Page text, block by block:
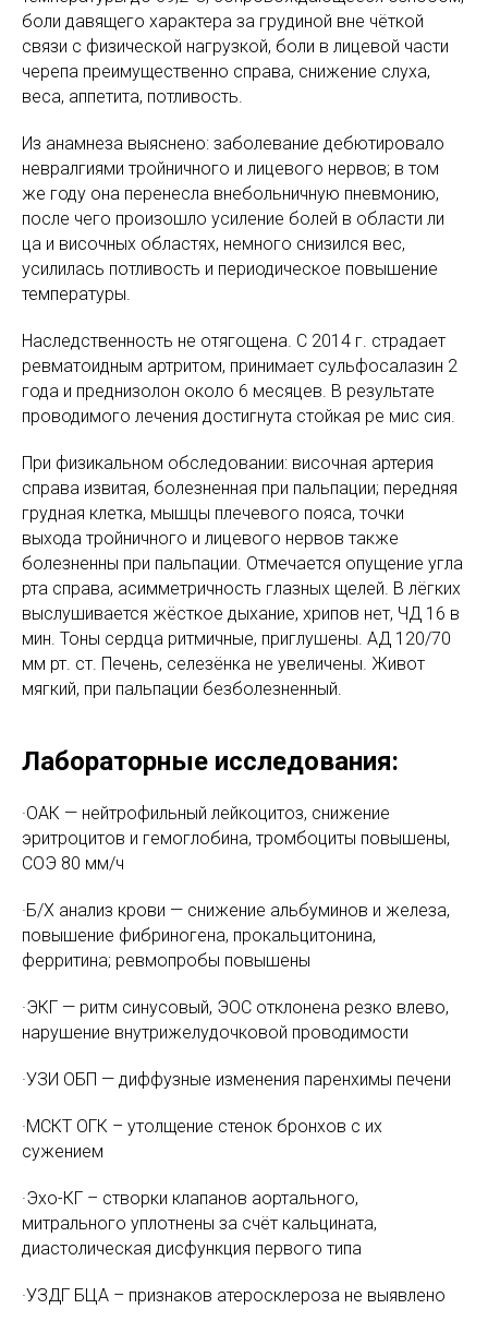
боли давящего характера за грудиной вне чёткой
связи с физической нагрузкой, боли в лицевой части
черепа преимущественно справа, снижение слуха,
веса, аппетита, потливость.
Из анамнеза выяснено: заболевание дебютировало
невралгиями тройничного и лицевого нервов; в том
же году она перенесла внебольничную пневмонию,
после чего произошло усиление болей в области ли
ца и височных областях, немного снизился вес,
усилилась потливость и периодическое повышение
температуры.
Наследственность не отягощена. С 2014 г. страдает
ревматоидным артритом, принимает сульфосалазин 2
года и преднизолон около 6 месяцев. В результате
проводимого лечения достигнута стойкая ре мис сия.
При физикальном обследовании: височная артерия
справа извитая, болезненная при пальпации; передняя
грудная клетка, мышцы плечевого пояса, точки
выхода тройничного и лицевого нервов также
болезненны при пальпации. Отмечается опущение угла
рта справа, асимметричность глазных щелей. В лёгких
выслушивается жёсткое дыхание, хрипов нет, ЧД 16 в
мин. Тоны сердца ритмичные, приглушены. АД 120/70
мм рт. ст. Печень, селезёнка не увеличены. Живот
мягкий, при пальпации безболезненный.
Лабораторные исследования:
·ОАК — нейтрофильный лейкоцитоз, снижение
эритроцитов и гемоглобина, тромбоциты повышены,
СОЭ 80 мм/ч
·Б/Х анализ крови — снижение альбуминов и железа,
повышение фибриногена, прокальцитонина,
ферритина; ревмопробы повышены
·ЭКГ — ритм синусовый, ЭОС отклонена резко влево,
нарушение внутрижелудочковой проводимости
·УЗИ ОБП — диффузные изменения паренхимы печени
·МСКТ ОГК – утолщение стенок бронхов с их
сужением
·Эхо-КГ – створки клапанов аортального,
митрального уплотнены за счёт кальцината,
диастолическая дисфункция первого типа
·УЗДГ БЦА – признаков атеросклероза не выявлено